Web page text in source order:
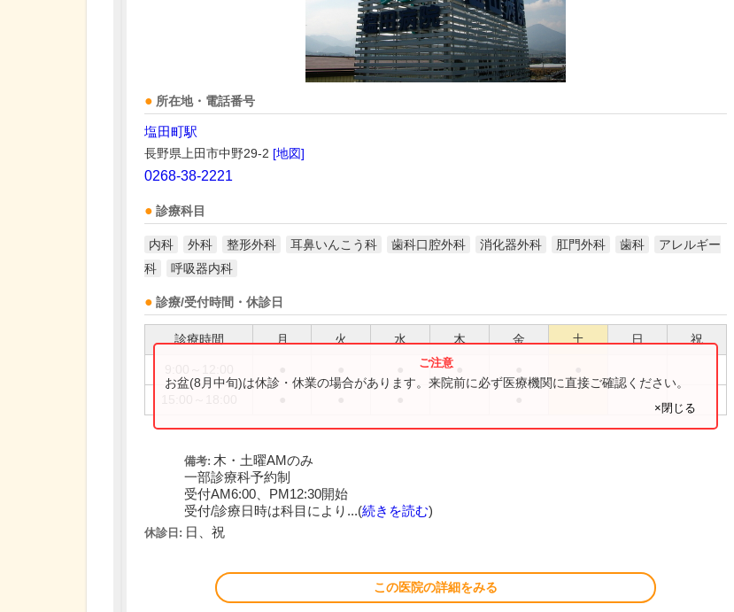
所在地・電話番号
塩田町駅
長野県上田市中野29-2 [地図]
0268-38-2221
診療科目
内科 外科 整形外科 耳鼻いんこう科 歯科口腔外科 消化器外科 肛門外科 歯科
アレルギー
科
呼吸器内科
診療/受付時間・休診日
診療時間 月 火 水 木 金 土 日 祝
お盆(8月中旬)は休診・休業の場合があります。来院前に必ず医療機関に直接ご確認ください。
×閉じる
備考: 木・土曜AMのみ
一部診療科予約制
受付AM6:00、PM12:30開始
受付/診療日時は科目により...(続きを読む)
休診日: 日、祝
この医院の詳細をみる